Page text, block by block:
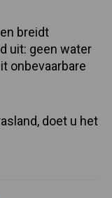
breidt
uit: geen water
onbevaarbare
doet u het